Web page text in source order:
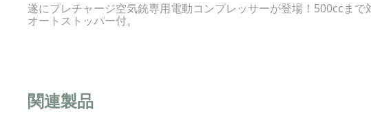
遂にプレチャージ空気銃専用電動コンプレッサーが登場！500ccまで
オートストッパー付。
関連製品